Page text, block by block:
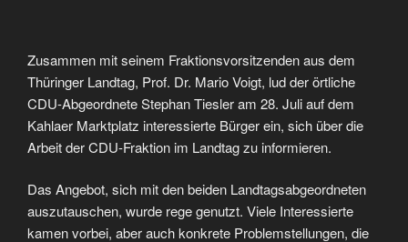
Zusammen mit seinem Fraktionsvorsitzenden aus dem
Thüringer Landtag, Prof. Dr. Mario Voigt, lud der örtliche
CDU-Abgeordnete Stephan Tiesler am 28. Juli auf dem
Kahlaer Marktplatz interessierte Bürger ein, sich über die
Arbeit der CDU-Fraktion im Landtag zu informieren.
Das Angebot, sich mit den beiden Landtagsabgeordneten
auszutauschen, wurde rege genutzt. Viele Interessierte
kamen vorbei, aber auch konkrete Problemstellungen, die